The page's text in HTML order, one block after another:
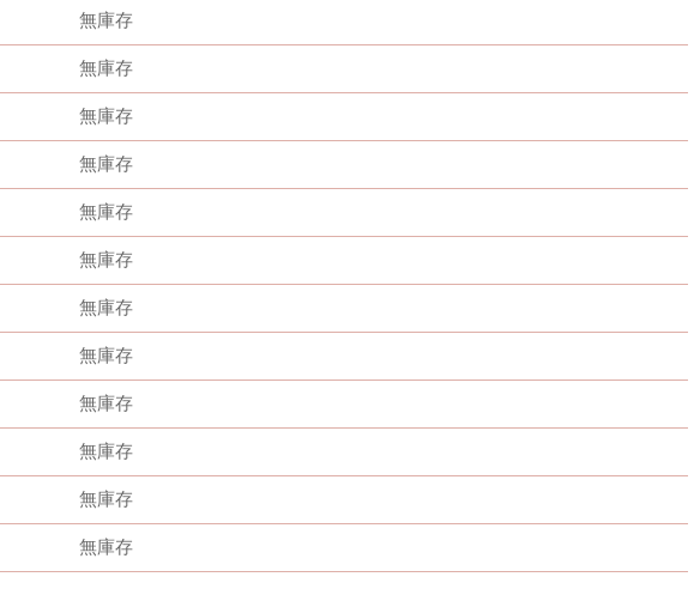
無庫存
無庫存
無庫存
無庫存
無庫存
無庫存
無庫存
無庫存
無庫存
無庫存
無庫存
無庫存